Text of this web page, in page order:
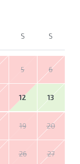
S S
5 6
12 13
19 20
26 27